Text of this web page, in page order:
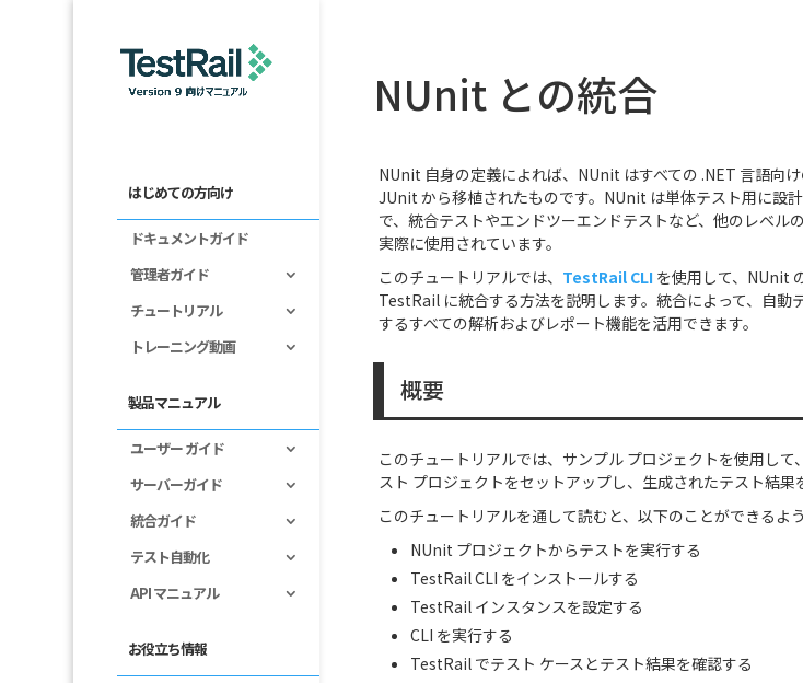
はじめての方向け
ドキュメントガイド
管理者ガイド
チュートリアル
トレーニング動画
製品マニュアル
ユーザー ガイド
サーバーガイド
統合ガイド
テスト自動化
API マニュアル
お役立ち情報
NUnit との統合
NUnit 自身の定義によれば、NUnit はすべての .NET 言語向
JUnit から移植されたものです。NUnit は単体テスト用に設
で、統合テストやエンドツーエンドテストなど、他のレベル
実際に使用されています。
このチュートリアルでは、 TestRail CLI を使用して、NUnit
TestRail に統合する方法を説明します。統合によって、自
するすべての解析およびレポート機能を活用できます。
概要
このチュートリアルでは、サンプル プロジェクトを使用し
スト プロジェクトをセットアップし、生成されたテスト結果
このチュートリアルを通して読むと、以下のことができるよ
NUnit プロジェクトからテストを実行する
TestRail CLI をインストールする
TestRail インスタンスを設定する
CLI を実行する
TestRail でテスト ケースとテスト結果を確認する